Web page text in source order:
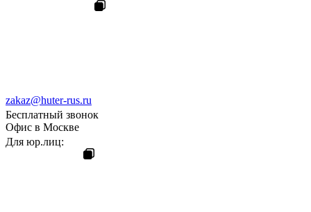
zakaz@huter-rus.ru
Бесплатный звонок
Офис в Москве
Для юр.лиц: